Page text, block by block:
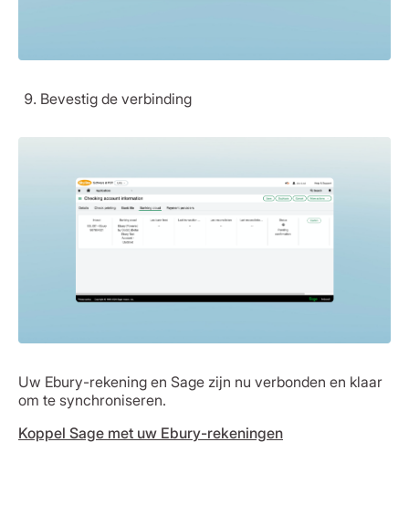
Bevestig de verbinding
Uw Ebury-rekening en Sage zijn nu verbonden en klaar
om te synchroniseren.
Koppel Sage met uw Ebury-rekeningen